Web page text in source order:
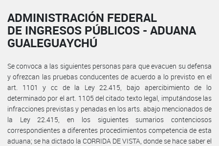
ADMINISTRACIÓN FEDERAL
DE INGRESOS PÚBLICOS - ADUANA
GUALEGUAYCHÚ
Se convoca a las siguientes personas para que evacuen su defensa
y ofrezcan las pruebas conducentes de acuerdo a lo previsto en el
art. 1101 y cc de la Ley 22.415, bajo apercibimiento de lo
determinado por el art. 1105 del citado texto legal, imputándose las
infracciones previstas y penadas en los arts. abajo mencionados de
la Ley 22.415, en los siguientes sumarios contenciosos
correspondientes a diferentes procedimientos competencia de esta
aduana; se ha dictado la CORRIDA DE VISTA, donde se hace saber el